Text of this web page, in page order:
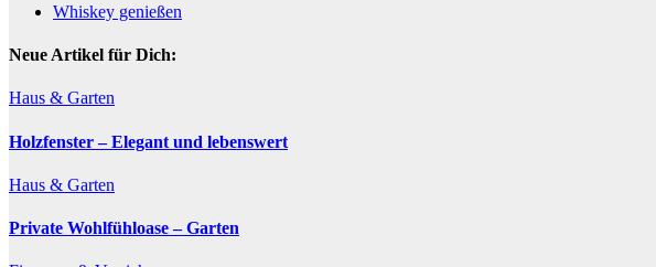
Whiskey genießen
Neue Artikel für Dich:
Haus & Garten
Holzfenster – Elegant und lebenswert
Haus & Garten
Private Wohlfühloase – Garten